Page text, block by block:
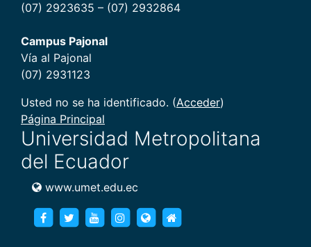
(07) 2923635 – (07) 2932864
Campus Pajonal
Vía al Pajonal
(07) 2931123
Usted no se ha identificado. (Acceder)
Página Principal
Universidad Metropolitana
del Ecuador
www.umet.edu.ec
https://www.facebook.com/umet.edu/
https://twitter.com/umet_edu
https://goo.gl/brXWJp
https://www.instagram.com/
https://www.umet.edu.ec